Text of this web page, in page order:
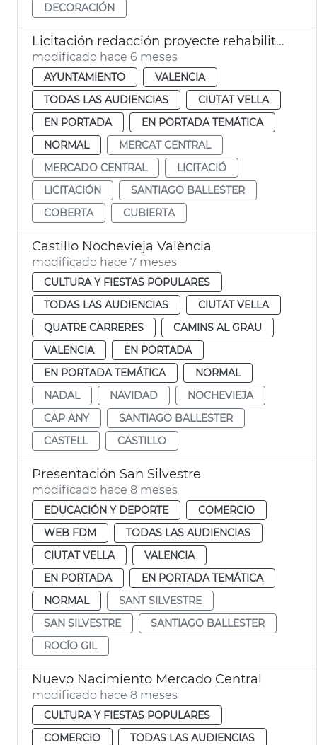
DECORACIÓN
Licitación redacción proyecte rehabilitación cubierta Mercado Central València
modificado hace 6 meses
AYUNTAMIENTO
VALENCIA
TODAS LAS AUDIENCIAS
CIUTAT VELLA
EN PORTADA
EN PORTADA TEMÁTICA
NORMAL
MERCAT CENTRAL
MERCADO CENTRAL
LICITACIÓ
LICITACIÓN
SANTIAGO BALLESTER
COBERTA
CUBIERTA
Castillo Nochevieja València
modificado hace 7 meses
CULTURA Y FIESTAS POPULARES
TODAS LAS AUDIENCIAS
CIUTAT VELLA
QUATRE CARRERES
CAMINS AL GRAU
VALENCIA
EN PORTADA
EN PORTADA TEMÁTICA
NORMAL
NADAL
NAVIDAD
NOCHEVIEJA
CAP ANY
SANTIAGO BALLESTER
CASTELL
CASTILLO
Presentación San Silvestre
modificado hace 8 meses
EDUCACIÓN Y DEPORTE
COMERCIO
WEB FDM
TODAS LAS AUDIENCIAS
CIUTAT VELLA
VALENCIA
EN PORTADA
EN PORTADA TEMÁTICA
NORMAL
SANT SILVESTRE
SAN SILVESTRE
SANTIAGO BALLESTER
ROCÍO GIL
Nuevo Nacimiento Mercado Central
modificado hace 8 meses
CULTURA Y FIESTAS POPULARES
COMERCIO
TODAS LAS AUDIENCIAS